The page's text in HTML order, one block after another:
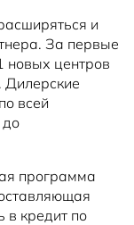
и
За первые
новых центров
Дилерские
всей
до
программа
в кредит по